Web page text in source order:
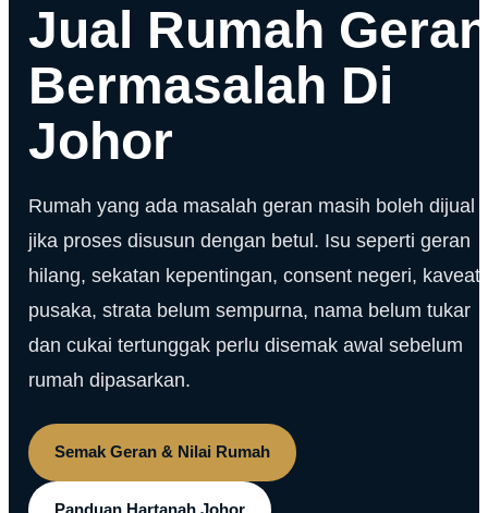
Jual Rumah
Bermasalah Di
Johor
Rumah yang ada masalah geran masih boleh dijual
jika proses disusun dengan betul. Isu seperti geran
hilang, sekatan kepentingan, consent negeri, kaveat,
pusaka, strata belum sempurna, nama belum tukar
dan cukai tertunggak perlu disemak awal sebelum
rumah dipasarkan.
Semak Geran & Nilai Rumah